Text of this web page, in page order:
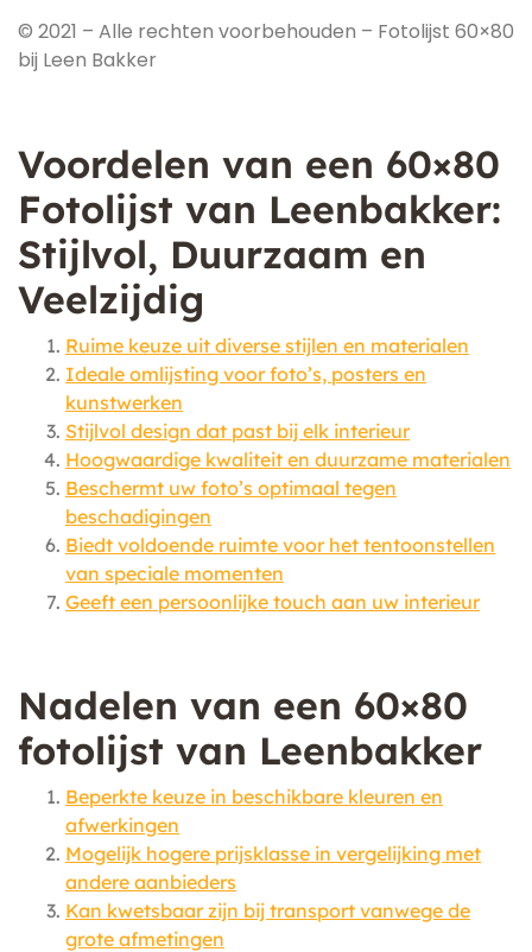
© 2021 – Alle rechten voorbehouden – Fotolijst 60×80
bij Leen Bakker
Voordelen van een 60×80
Fotolijst van Leenbakker:
Stijlvol, Duurzaam en
Veelzijdig
Ruime keuze uit diverse stijlen en materialen
Ideale omlijsting voor foto’s, posters en
kunstwerken
Stijlvol design dat past bij elk interieur
Hoogwaardige kwaliteit en duurzame materialen
Beschermt uw foto’s optimaal tegen
beschadigingen
Biedt voldoende ruimte voor het tentoonstellen
van speciale momenten
Geeft een persoonlijke touch aan uw interieur
Nadelen van een 60×80
fotolijst van Leenbakker
Beperkte keuze in beschikbare kleuren en
afwerkingen
Mogelijk hogere prijsklasse in vergelijking met
andere aanbieders
Kan kwetsbaar zijn bij transport vanwege de
grote afmetingen